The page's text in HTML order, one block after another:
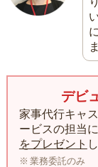
デビ
家事代行キャ
ービスの担当
をプレゼント
業務委託のみ